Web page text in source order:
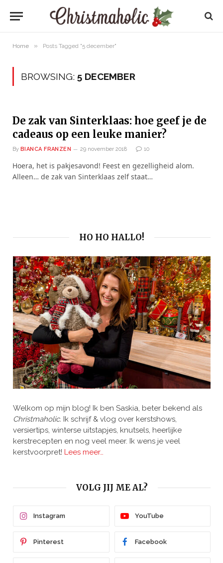
Home » Posts Tagged "5 december"
BROWSING: 5 DECEMBER
De zak van Sinterklaas: hoe geef je de
cadeaus op een leuke manier?
By BIANCA FRANZEN 29 november 2018 10
Hoera, het is pakjesavond! Feest en gezelligheid alom.
Alleen… de zak van Sinterklaas zelf staat…
HO HO HALLO!
Welkom op mijn blog! Ik ben Saskia, beter bekend als
Christmaholic. Ik schrijf & vlog over kerstshows,
versiertips, winterse uitstapjes, knutsels, heerlijke
kerstrecepten en nog veel meer. Ik wens je veel
kerstvoorpret! Lees meer…
VOLG JIJ ME AL?
Instagram YouTube
Pinterest Facebook